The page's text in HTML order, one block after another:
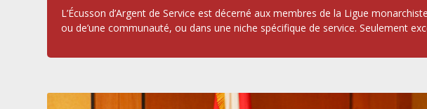
L’Écusson d’Argent de Service est décerné aux membres de la Ligue
ou de’une communauté, ou dans une niche spécifique de service. Seulement